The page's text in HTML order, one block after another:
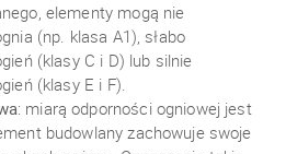
elementy mogą nie
(np. klasa A1), słabo
(klasy C i D) lub silnie
(klasy E i F).
: miarą odporności ogniowej jest
budowlany zachowuje swoje